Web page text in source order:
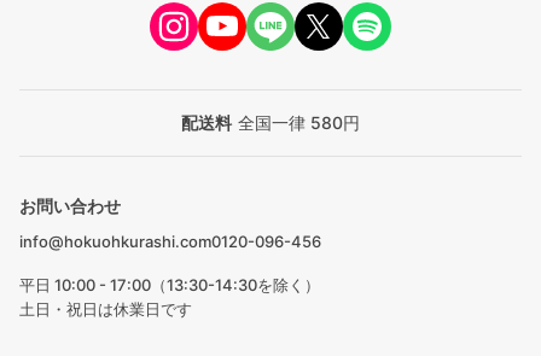
配送料 全国一律 580円
お問い合わせ
info@hokuohkurashi.com0120-096-456
平日 10:00 - 17:00（13:30-14:30を除く）
土日・祝日は休業日です